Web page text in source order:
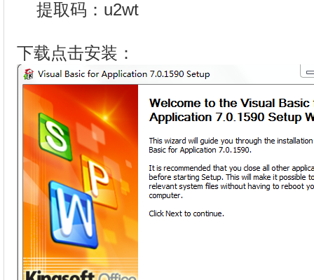
提取码：u2wt
下载点击安装：